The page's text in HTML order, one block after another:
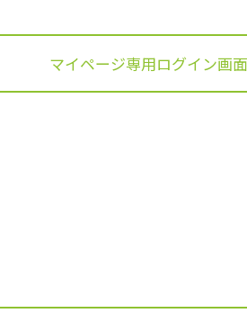
マイページ専用ログイン画